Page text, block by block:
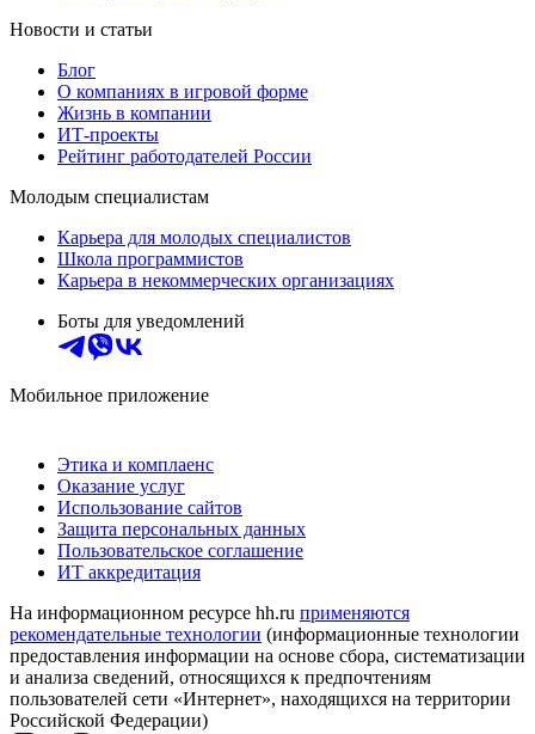
Новости и статьи
Блог
О компаниях в игровой форме
Жизнь в компании
ИТ-проекты
Рейтинг работодателей России
Молодым специалистам
Карьера для молодых специалистов
Школа программистов
Карьера в некоммерческих организациях
Боты для уведомлений
Мобильное приложение
Этика и комплаенс
Оказание услуг
Использование сайтов
Защита персональных данных
Пользовательское соглашение
ИТ аккредитация
На информационном ресурсе hh.ru применяются
рекомендательные технологии (информационные технологии
предоставления информации на основе сбора, систематизации
и анализа сведений, относящихся к предпочтениям
пользователей сети «Интернет», находящихся на территории
Российской Федерации)